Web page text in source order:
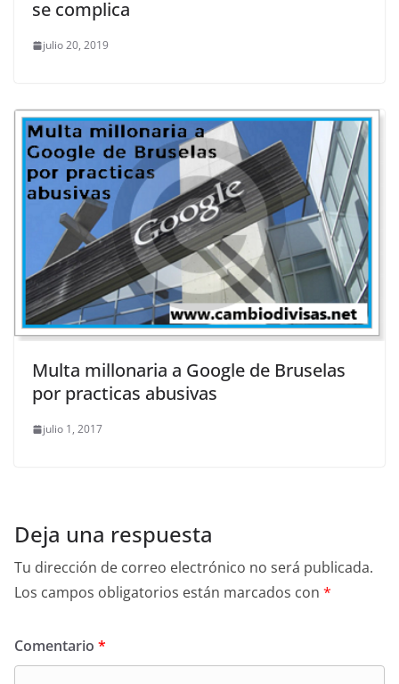
se complica
julio 20, 2019
Multa millonaria a Google de Bruselas
por practicas abusivas
julio 1, 2017
Deja una respuesta
Tu dirección de correo electrónico no será publicada.
Los campos obligatorios están marcados con *
Comentario *